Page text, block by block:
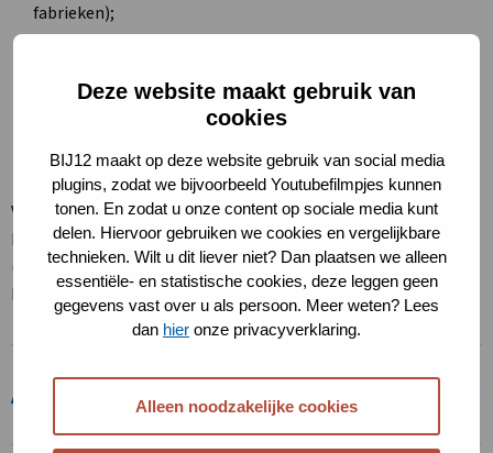
Deze website maakt gebruik van
cookies
BIJ12 maakt op deze website gebruik van social media
plugins, zodat we bijvoorbeeld Youtubefilmpjes kunnen
tonen. En zodat u onze content op sociale media kunt
delen. Hiervoor gebruiken we cookies en vergelijkbare
technieken. Wilt u dit liever niet? Dan plaatsen we alleen
essentiële- en statistische cookies, deze leggen geen
gegevens vast over u als persoon. Meer weten? Lees
dan hier onze privacyverklaring.
Alleen noodzakelijke cookies
fabrieken);
Bouwwerken met een militaire functie en eventuele
omgrachting ( of verleden) (zoals fortgebouwen, bunkers,
betonnen en stenen verdedigingswerken.
Van de verschillende bouwwerken zijn regionale types (bijv.
boerderijen) en/of specifieke relaties met de vestigingsplek
(bijv. steenfabrieken). Verschillende bouwwerken dienen als
broed- of overwinteringplaats van vogels en insecten.
Afbakening